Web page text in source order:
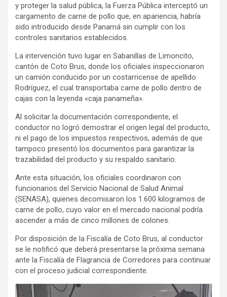
y proteger la salud pública, la Fuerza Pública interceptó un
cargamento de carne de pollo que, en apariencia, habría
sido introducido desde Panamá sin cumplir con los
controles sanitarios establecidos.
La intervención tuvo lugar en Sabanillas de Limoncito,
cantón de Coto Brus, donde los oficiales inspeccionaron
un camión conducido por un costarricense de apellido
Rodríguez, el cual transportaba carne de pollo dentro de
cajas con la leyenda «caja panameña».
Al solicitar la documentación correspondiente, el
conductor no logró demostrar el origen legal del producto,
ni el pago de los impuestos respectivos, además de que
tampoco presentó los documentos para garantizar la
trazabilidad del producto y su respaldo sanitario.
Ante esta situación, los oficiales coordinaron con
funcionarios del Servicio Nacional de Salud Animal
(SENASA), quienes decomisaron los 1.600 kilogramos de
carne de pollo, cuyo valor en el mercado nacional podría
ascender a más de cinco millones de colones.
Por disposición de la Fiscalía de Coto Brus, al conductor
se le notificó que deberá presentarse la próxima semana
ante la Fiscalía de Flagrancia de Corredores para continuar
con el proceso judicial correspondiente.